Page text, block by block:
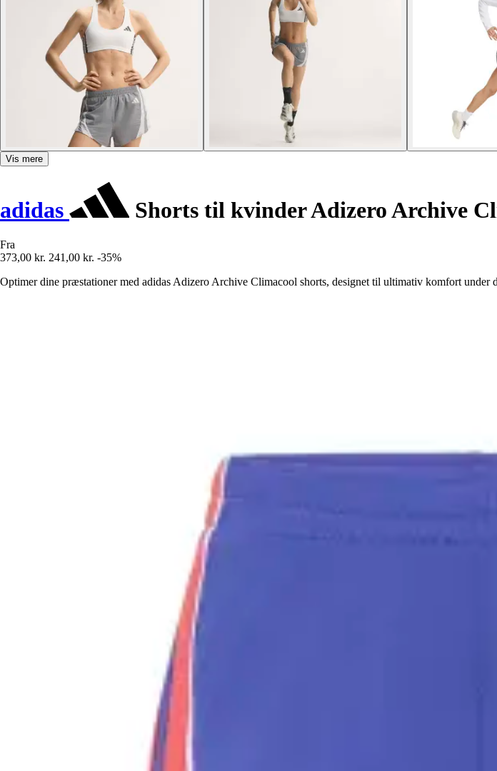
Vis mere
adidas Shorts til kvinder Adizero Archive
Fra
373,00 kr. 241,00 kr. -35%
Optimer dine præstationer med adidas Adizero Archive Climacool shorts, designet til ultimativ komfort under